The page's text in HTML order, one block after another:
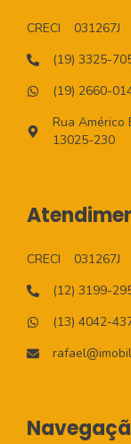
CRECI
031267J
(19) 3325-
(19) 2660-
Rua Américo
13025-230
CRECI
031267J
(12) 3199-
(13) 4042-